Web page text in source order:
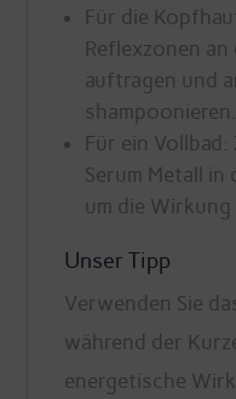
Für die
Reflexzonen an
auftragen und
shampoonieren.
Für ein
Serum Metall in
um die
Unser Tipp
Verwenden Sie
während der
energetische